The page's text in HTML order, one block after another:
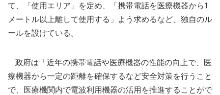
て、「使用エリア」を定め、「携帯電話を医療機器から1
メートル以上離して使用する」よう求めるなど、独自のル
ールを設けている。
政府は「近年の携帯電話や医療機器の性能の向上で、医
療機器から一定の距離を確保するなど安全対策を行うこと
で、医療機関内で電波利用機器の活用を推進することがで